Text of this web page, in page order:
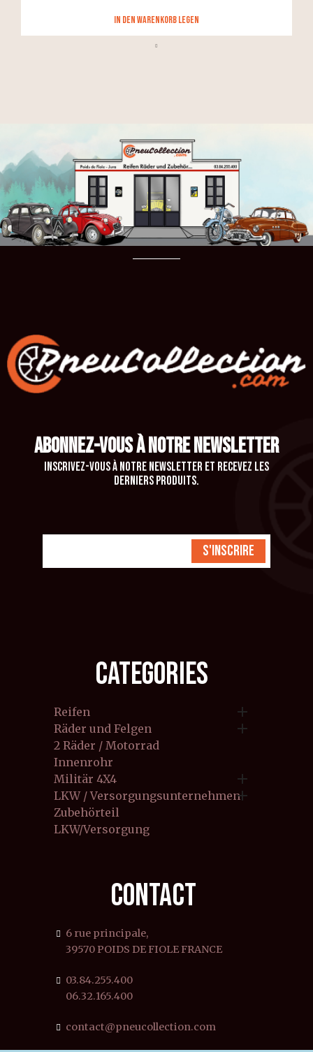
in den Warenkorb legen
ABONNEZ-VOUS À NOTRE NEWSLETTER
Inscrivez-vous à notre newsletter et recevez les
derniers produits.
S'inscrire
CATEGORIES
Reifen 
Räder und Felgen 
2 Räder / Motorrad
Innenrohr
Militär 4X4

LKW / Versorgungsunternehmen
Zubehörteil
LKW/Versorgung
CONTACT
6 rue principale,
39570 POIDS DE FIOLE FRANCE
03.84.255.400
06.32.165.400
contact@pneucollection.com